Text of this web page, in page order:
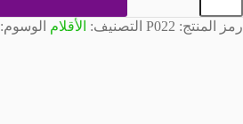
رمز المنتج: P022 التصنيف: الأقلام الوسوم: